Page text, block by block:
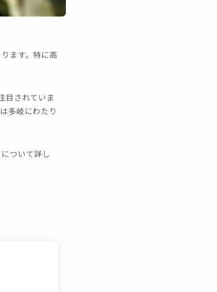
ます。特に高
目されていま
多岐にわたり
ついて詳し